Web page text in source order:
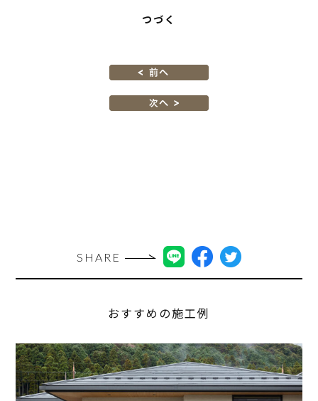
つづく
SHARE
おすすめの施工例